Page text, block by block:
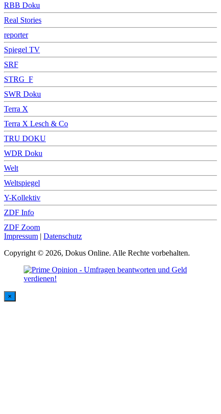
RBB Doku
Real Stories
reporter
Spiegel TV
SRF
STRG_F
SWR Doku
Terra X
Terra X Lesch & Co
TRU DOKU
WDR Doku
Welt
Weltspiegel
Y-Kollektiv
ZDF Info
ZDF Zoom
Impressum | Datenschutz
Copyright © 2026, Dokus Online. Alle Rechte vorbehalten.
×